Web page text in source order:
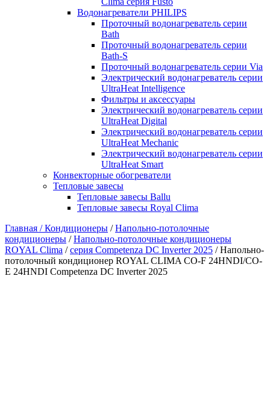
Водонагреватели PHILIPS
Проточный водонагреватель серии
Bath
Проточный водонагреватель серии
Bath-S
Проточный водонагреватель серии Via
Электрический водонагреватель серии
UltraHeat Intelligence
Фильтры и аксессуары
Электрический водонагреватель серии
UltraHeat Digital
Электрический водонагреватель серии
UltraHeat Mechanic
Электрический водонагреватель серии
UltraHeat Smart
Конвекторные обогреватели
Тепловые завесы
Тепловые завесы Ballu
Тепловые завесы Royal Clima
Главная /Кондиционеры /Напольно-потолочные
кондиционеры /Напольно-потолочные кондиционеры
ROYAL Clima /серия Competenza DC Inverter 2025 / Напольно-
потолочный кондиционер ROYAL CLIMA CO-F 24HNDI/CO-
E 24HNDI Competenza DC Inverter 2025